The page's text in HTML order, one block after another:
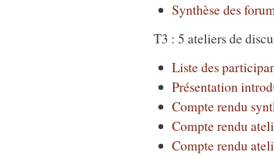
Synthèse des
T3 : 5 ateliers de
Liste des
Présentation
Compte rendu
Compte rendu
Compte rendu